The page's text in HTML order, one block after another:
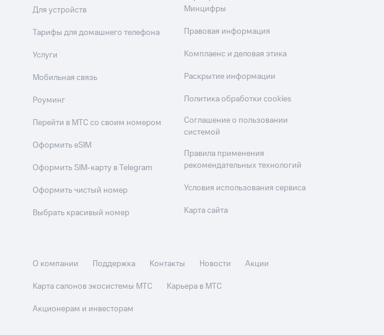
Для устройств
Тарифы для домашнего телефона
Услуги
Мобильная связь
Роуминг
Перейти в МТС со своим номером
Оформить eSIM
Оформить SIM-карту в Telegram
Оформить чистый номер
Выбрать красивый номер
Минцифры
Правовая информация
Комплаенс и деловая этика
Раскрытие информации
Политика обработки cookies
Соглашение о пользовании
системой
Правила применения
рекомендательных технологий
Условия использования сервиса
Карта сайта
О компании Поддержка Контакты Новости
Акции
Карта салонов экосистемы МТС
Карьера в МТС
Акционерам и инвесторам